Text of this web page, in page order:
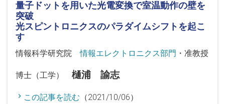
量子ドットを用いた光電変換で室温動作の壁を
突破
光スピントロニクスのパラダイムシフトを起こ
す
情報科学研究院情報エレクトロニクス部門 ・准教授
博士（工学） 樋浦 諭志
この記事を読む （2021/10/06）